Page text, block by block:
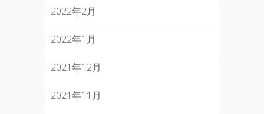
2022年2月
2022年1月
2021年12月
2021年11月